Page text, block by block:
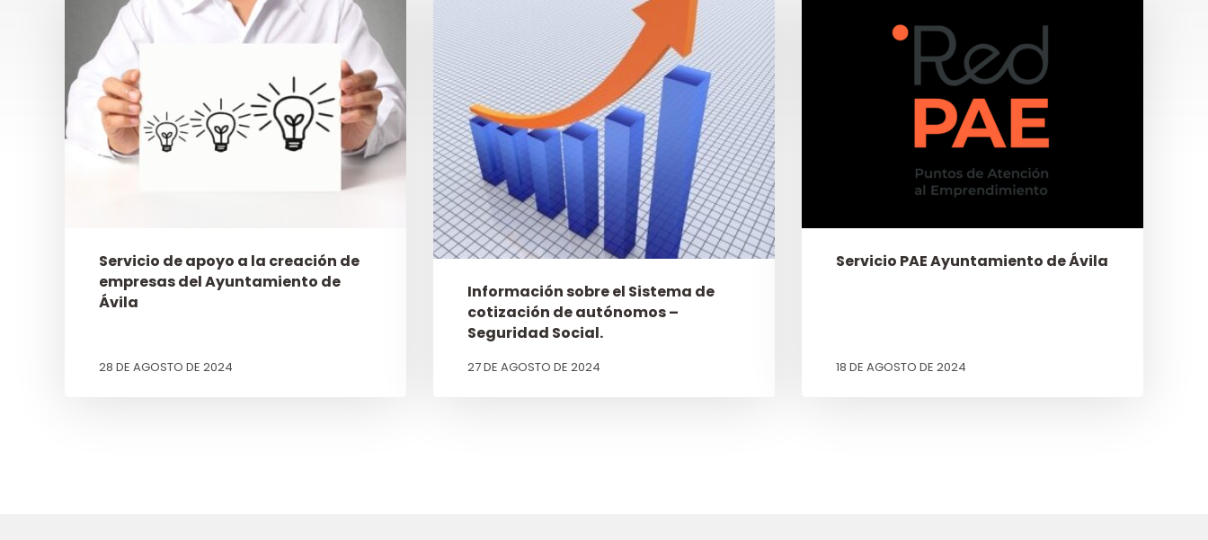
Servicio de apoyo a la creación de
empresas del Ayuntamiento de
Ávila
28 DE AGOSTO DE 2024
Información sobre el Sistema de
cotización de autónomos –
Seguridad Social.
27 DE AGOSTO DE 2024
Servicio PAE Ayuntamiento de Ávila
18 DE AGOSTO DE 2024